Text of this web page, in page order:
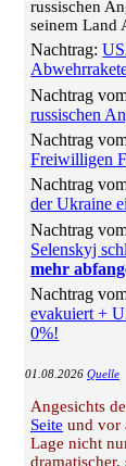
russischen
seinem Land
Nachtrag:
Nachtrag
russischen
Nachtrag
Freiwilligen
Nachtrag
der Ukraine
Nachtrag
Selenskyj
mehr
Nachtrag
evakuiert +
0%!
01.08.2026 Quelle
Angesichts
Seite und vor
Lage nicht